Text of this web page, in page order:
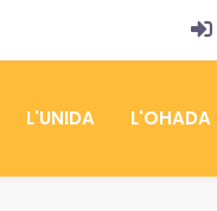
L'UNIDA L'OHADA